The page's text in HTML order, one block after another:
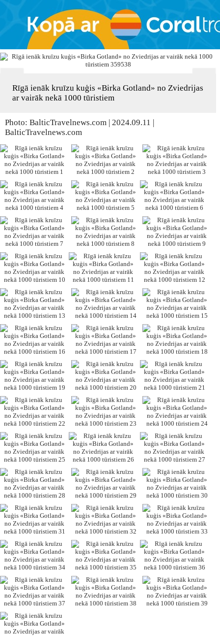
Rīgā ienāk kruīzu kuģis «Birka Gotland» no Zviedrijas
ar vairāk nekā 1000 tūristiem
Photo: BalticTravelnews.com | 2024.09.11 |
BalticTravelnews.com